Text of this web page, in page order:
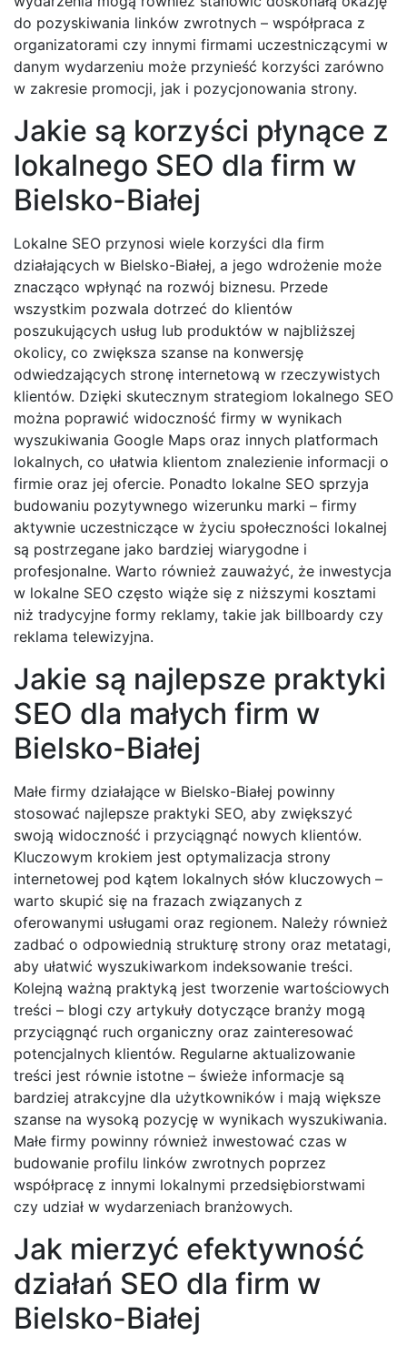
do pozyskiwania linków zwrotnych – współpraca z
organizatorami czy innymi firmami uczestniczącymi w
danym wydarzeniu może przynieść korzyści zarówno
w zakresie promocji, jak i pozycjonowania strony.
Jakie są korzyści płynące z
lokalnego SEO dla firm w
Bielsko-Białej
Lokalne SEO przynosi wiele korzyści dla firm
działających w Bielsko-Białej, a jego wdrożenie może
znacząco wpłynąć na rozwój biznesu. Przede
wszystkim pozwala dotrzeć do klientów
poszukujących usług lub produktów w najbliższej
okolicy, co zwiększa szanse na konwersję
odwiedzających stronę internetową w rzeczywistych
klientów. Dzięki skutecznym strategiom lokalnego SEO
można poprawić widoczność firmy w wynikach
wyszukiwania Google Maps oraz innych platformach
lokalnych, co ułatwia klientom znalezienie informacji o
firmie oraz jej ofercie. Ponadto lokalne SEO sprzyja
budowaniu pozytywnego wizerunku marki – firmy
aktywnie uczestniczące w życiu społeczności lokalnej
są postrzegane jako bardziej wiarygodne i
profesjonalne. Warto również zauważyć, że inwestycja
w lokalne SEO często wiąże się z niższymi kosztami
niż tradycyjne formy reklamy, takie jak billboardy czy
reklama telewizyjna.
Jakie są najlepsze praktyki
SEO dla małych firm w
Bielsko-Białej
Małe firmy działające w Bielsko-Białej powinny
stosować najlepsze praktyki SEO, aby zwiększyć
swoją widoczność i przyciągnąć nowych klientów.
Kluczowym krokiem jest optymalizacja strony
internetowej pod kątem lokalnych słów kluczowych –
warto skupić się na frazach związanych z
oferowanymi usługami oraz regionem. Należy również
zadbać o odpowiednią strukturę strony oraz metatagi,
aby ułatwić wyszukiwarkom indeksowanie treści.
Kolejną ważną praktyką jest tworzenie wartościowych
treści – blogi czy artykuły dotyczące branży mogą
przyciągnąć ruch organiczny oraz zainteresować
potencjalnych klientów. Regularne aktualizowanie
treści jest równie istotne – świeże informacje są
bardziej atrakcyjne dla użytkowników i mają większe
szanse na wysoką pozycję w wynikach wyszukiwania.
Małe firmy powinny również inwestować czas w
budowanie profilu linków zwrotnych poprzez
współpracę z innymi lokalnymi przedsiębiorstwami
czy udział w wydarzeniach branżowych.
Jak mierzyć efektywność
działań SEO dla firm w
Bielsko-Białej